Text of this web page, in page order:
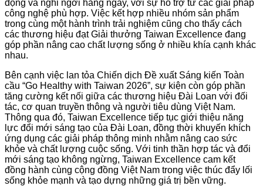
động và nghỉ ngơi hằng ngày, với sự hỗ trợ từ các giải pháp
công nghệ phù hợp. Việc kết hợp nhiều nhóm sản phẩm
trong cùng một hành trình trải nghiệm cũng cho thấy cách
các thương hiệu đạt Giải thưởng Taiwan Excellence đang
góp phần nâng cao chất lượng sống ở nhiều khía cạnh khác
nhau.
Bên cạnh việc lan tỏa Chiến dịch Đề xuất Sáng kiến Toàn
cầu “Go Healthy with Taiwan 2026”, sự kiện còn góp phần
tăng cường kết nối giữa các thương hiệu Đài Loan với đối
tác, cơ quan truyền thông và người tiêu dùng Việt Nam.
Thông qua đó, Taiwan Excellence tiếp tục giới thiệu năng
lực đổi mới sáng tạo của Đài Loan, đồng thời khuyến khích
ứng dụng các giải pháp thông minh nhằm nâng cao sức
khỏe và chất lượng cuộc sống. Với tinh thần hợp tác và đổi
mới sáng tạo không ngừng, Taiwan Excellence cam kết
đồng hành cùng cộng đồng Việt Nam trong việc thúc đẩy lối
sống khỏe mạnh và tạo dựng những giá trị bền vững.